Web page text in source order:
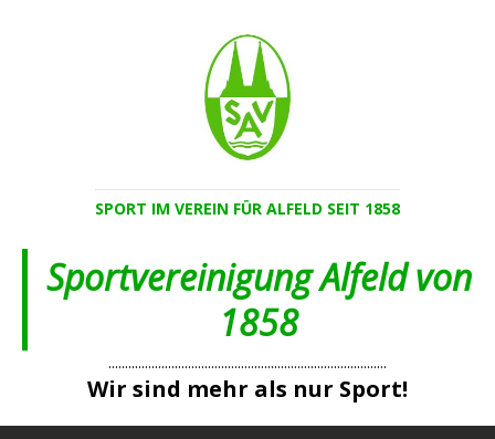
SPORT IM VEREIN FÜR ALFELD SEIT 1858
Sportvereinigung Alfeld von
1858
....................................................................................
Wir sind mehr als nur Sport!